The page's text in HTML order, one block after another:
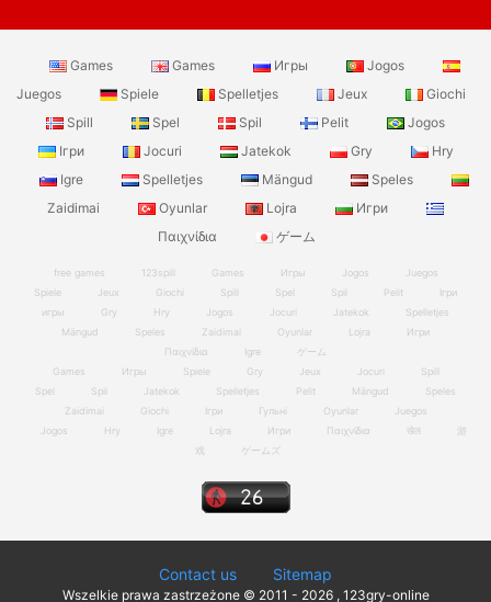
Games Games Игры
Jogos
Juegos
Spiele Spelletjes Jeux
Giochi
Spill
Spel Spil Pelit
Jogos
Ігри
Jocuri Jatekok Gry
Hry
Igre
Spelletjes Mängud
Speles
Zaidimai
Oyunlar Lojra
Игри
Παιχνίδια
ゲーム
free games 123spill Games Игры Jogos
Juegos
Spiele
Jeux Giochi Spill Spel Spil Pelit
Ігри
игры
Gry Hry Jogos Jocuri Jatekok
Spelletjes
Mängud
Speles Zaidimai Oyunlar Lojra
Игри
Παιχνίδια
Igre
ゲーム
Games
Игры Spiele Gry Jeux Jocuri
Spill
Spel
Spil Jatekok Spelletjes Pelit Mängud
Speles
Zaidimai
Giochi Ігри Гульні Oyunlar
Juegos
Jogos
Hry Igre Lojra Игри Παιχνίδια खेल
游
戏
ゲームズ
Contact us Sitemap
Wszelkie prawa zastrzeżone © 2011 - 2026 , 123gry-online